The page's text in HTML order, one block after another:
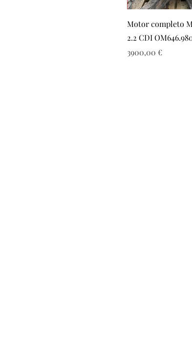
Motor completo
2.2 CDI
Precio
3900,00 €